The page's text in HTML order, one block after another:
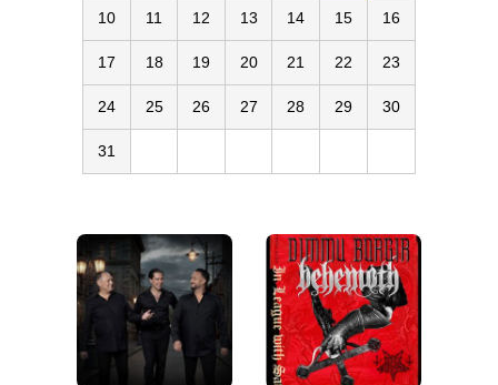
10 11 12 13 14 15 16
17 18 19 20 21 22 23
24 25 26 27 28 29 30
31